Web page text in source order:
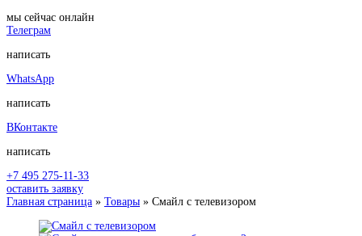
мы сейчас онлайн
Телеграм
написать
WhatsApp
написать
ВКонтакте
написать
+7 495 275-11-33
оставить заявку
Главная страница » Товары » Смайл с телевизором